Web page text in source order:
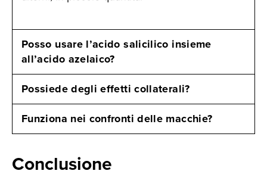
Posso usare l’acido salicilico insieme
all’acido azelaico?
Possiede degli effetti collaterali?
Funziona nei confronti delle macchie?
Conclusione